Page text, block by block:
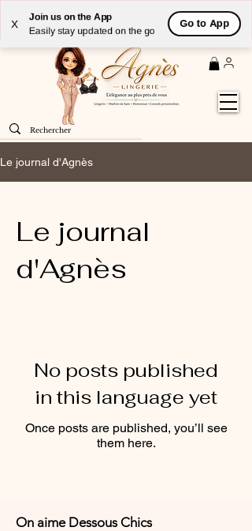
X
Join us on the App
Easily stay updated on the go
Go to App
Livraison GRATUITE(à partir de 59€) à domicile par
Colissimo en France métropolitaine
Le journal d'Agnès
Le journal
d'Agnès
No posts published
in this language yet
Once posts are published, you’ll see
them here.
On aime Dessous Chics